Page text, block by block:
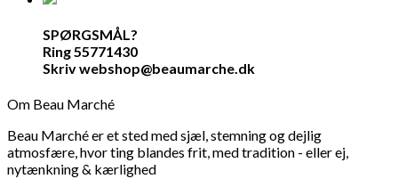
SPØRGSMÅL?
Ring 55771430
Skriv webshop@beaumarche.dk
Om Beau Marché
Beau Marché er et sted med sjæl, stemning og dejlig
atmosfære, hvor ting blandes frit, med tradition - eller ej,
nytænkning & kærlighed